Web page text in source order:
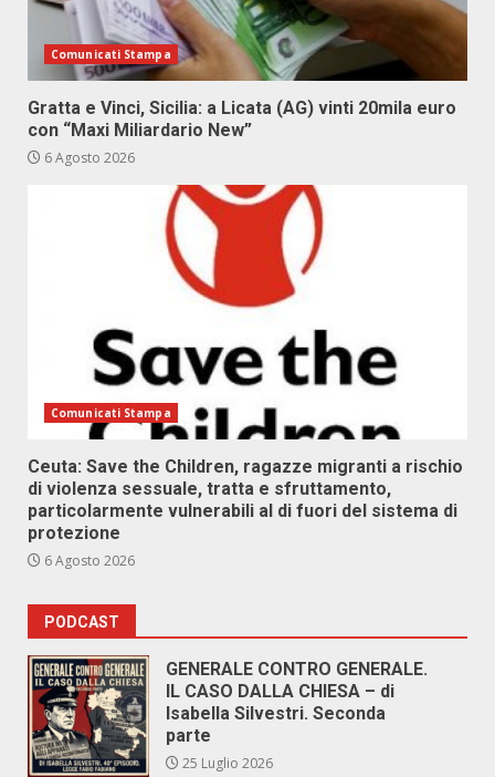
Comunicati Stampa
Gratta e Vinci, Sicilia: a Licata (AG) vinti 20mila euro
con “Maxi Miliardario New”
6 Agosto 2026
Comunicati Stampa
Ceuta: Save the Children, ragazze migranti a rischio
di violenza sessuale, tratta e sfruttamento,
particolarmente vulnerabili al di fuori del sistema di
protezione
6 Agosto 2026
PODCAST
GENERALE CONTRO GENERALE.
IL CASO DALLA CHIESA – di
Isabella Silvestri. Seconda
parte
25 Luglio 2026